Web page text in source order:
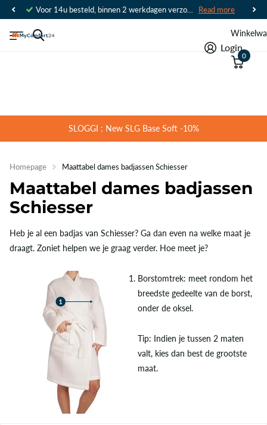
Read more
Login
0
SLOGGI : New SLG Base Soft -10%
Homepage Maattabel dames badjassen Schiesser
Maattabel dames badjassen
Schiesser
Heb je al een badjas van Schiesser? Ga dan even na welke maat je
draagt. Zoniet helpen we je graag verder. Hoe meet je?
Borstomtrek: meet rondom het
breedste gedeelte van de borst,
onder de oksel.
Tip: Indien je tussen 2 maten
valt, kies dan best de grootste
maat.